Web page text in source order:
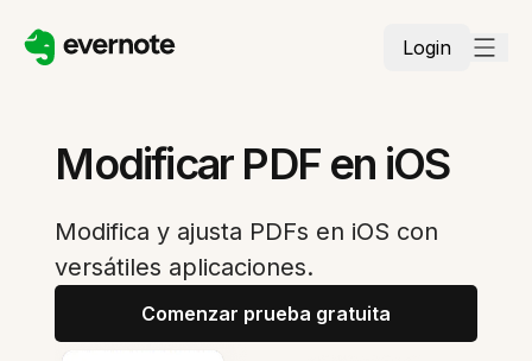
Login
Modificar PDF en iOS
Modifica y ajusta PDFs en iOS con
versátiles aplicaciones.
Comenzar prueba gratuita